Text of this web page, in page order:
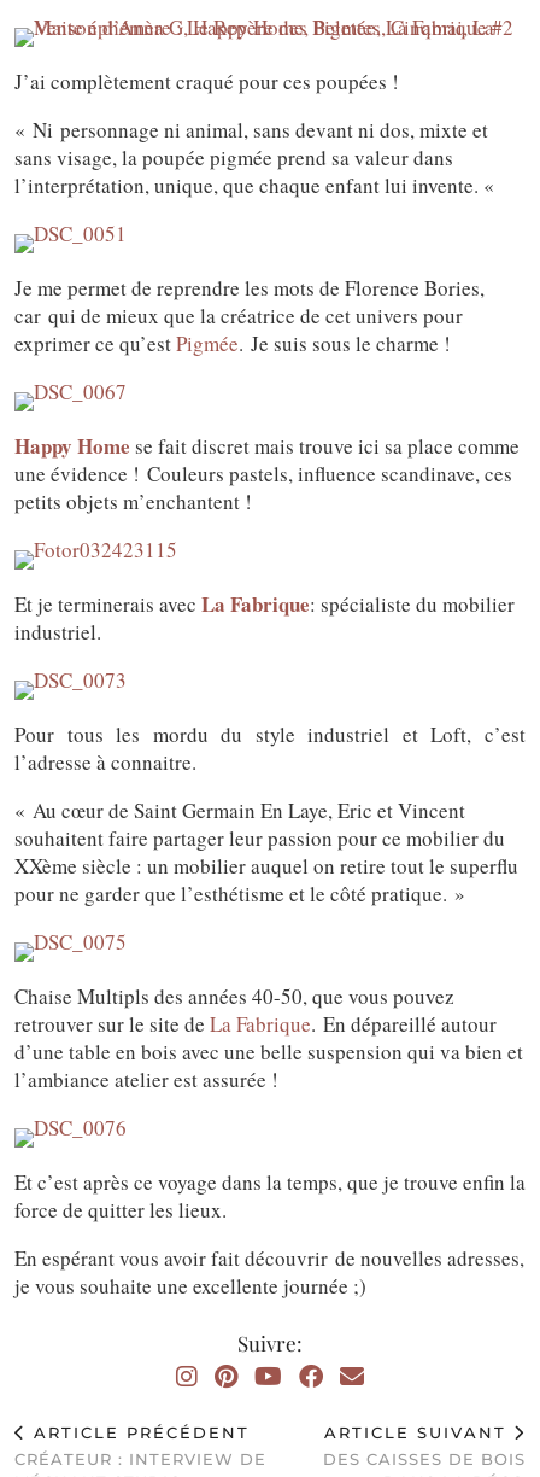
J’ai complètement craqué pour ces poupées !
« Ni personnage ni animal, sans devant ni dos, mixte et
sans visage, la poupée pigmée prend sa valeur dans
l’interprétation, unique, que chaque enfant lui invente. «
Je me permet de reprendre les mots de Florence Bories,
car qui de mieux que la créatrice de cet univers pour
exprimer ce qu’estPigmée. Je suis sous le charme !
Happy Home se fait discret mais trouve ici sa place comme
une évidence ! Couleurs pastels, influence scandinave, ces
petits objets m’enchantent !
Et je terminerais avec La Fabrique: spécialiste du mobilier
industriel.
Pour tous les mordu du style industriel et Loft, c’est
l’adresse à connaitre.
« Au cœur de Saint Germain En Laye, Eric et Vincent
souhaitent faire partager leur passion pour ce mobilier du
XXème siècle : un mobilier auquel on retire tout le superflu
pour ne garder que l’esthétisme et le côté pratique. »
Chaise Multipls des années 40-50, que vous pouvez
retrouver sur le site de La Fabrique. En dépareillé autour
d’une table en bois avec une belle suspension qui va bien et
l’ambiance atelier est assurée !
Et c’est après ce voyage dans la temps, que je trouve enfin la
force de quitter les lieux.
En espérant vous avoir fait découvrir de nouvelles adresses,
je vous souhaite une excellente journée ;)
Suivre:
ARTICLE PRÉCÉDENT
CRÉATEUR : INTERVIEW DE
ARTICLE SUIVANT
DES CAISSES DE BOIS